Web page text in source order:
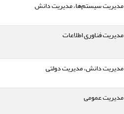
مدیریت سیستم‌ها، مدیریت دانش
مدیریت فناوری اطلاعات
مدیریت دانش، مدیریت دولتی
مدیریت عمومی